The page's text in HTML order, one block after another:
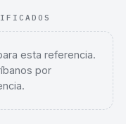
esta referencia.
por